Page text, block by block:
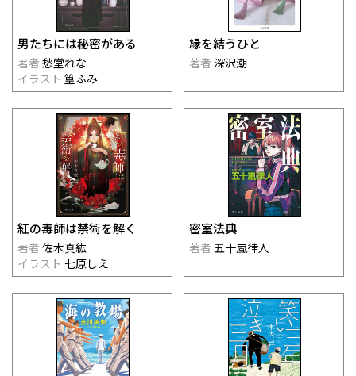
男たちには秘密がある
著者 愁堂れな
イラスト 篁ふみ
縁を結うひと
著者 深沢潮
紅の毒師は禁術を解く
著者 佐木真紘
イラスト 七原しえ
密室法典
著者 五十嵐律人